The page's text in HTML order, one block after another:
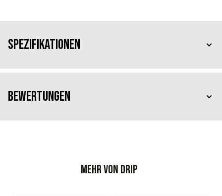
Spezifikationen
Bewertungen
Mehr von Drip